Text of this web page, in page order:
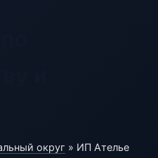
округ » ИП Ателье